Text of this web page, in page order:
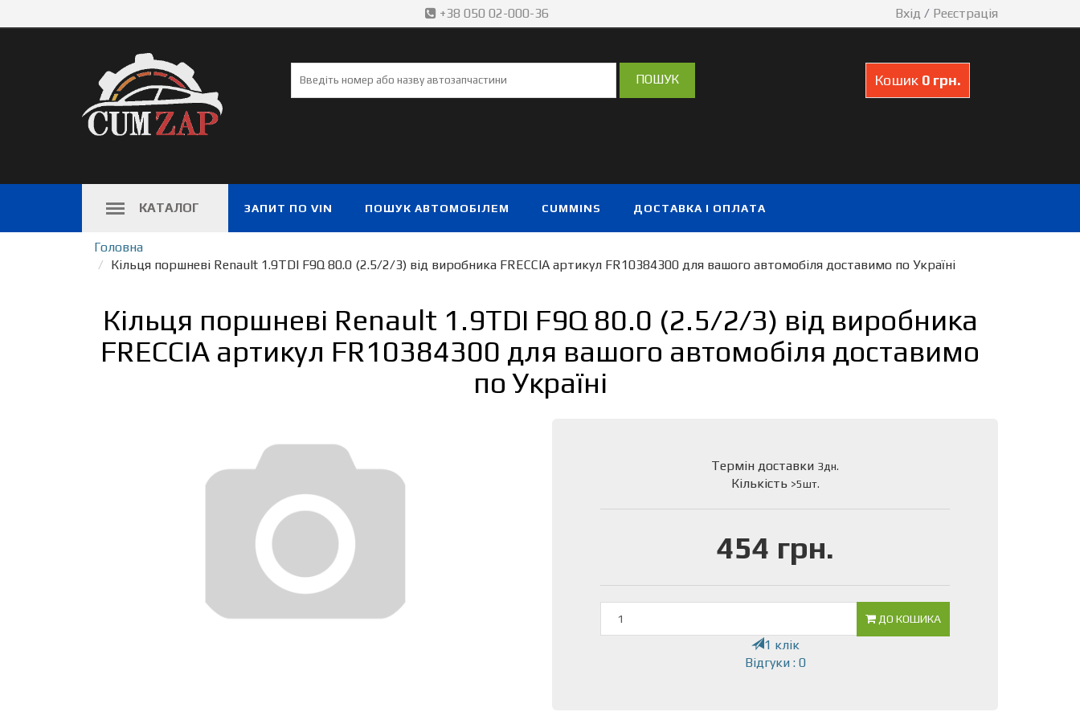
+38 050 02-000-36 Вхід / Реєстрація
Кошик 0 грн.
КАТАЛОГ ЗАПИТ ПО VIN ПОШУК АВТОМОБІЛЕМ CUMMINS ДОСТАВКА І ОПЛАТА
Головна
Кiльця поршневі Renault 1.9TDI F9Q 80.0 (2.5/2/3) від виробника FRECCIA артикул FR10384300 для вашого автомобіля доставимо по Україні
Кiльця поршневі Renault 1.9TDI F9Q 80.0 (2.5/2/3) від виробника
FRECCIA артикул FR10384300 для вашого автомобіля доставимо
по Україні
Термін доставки 3дн.
Кількість >5шт.
454 грн.
ДО КОШИКА
1 клік
Відгуки : 0